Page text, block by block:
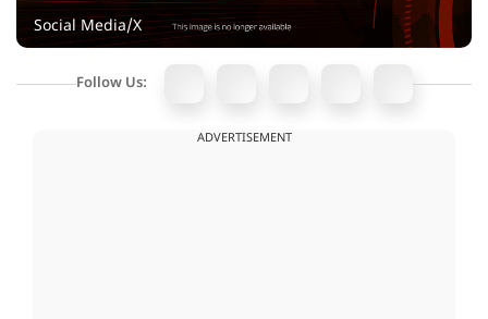
Social Media/X
Follow Us:
ADVERTISEMENT